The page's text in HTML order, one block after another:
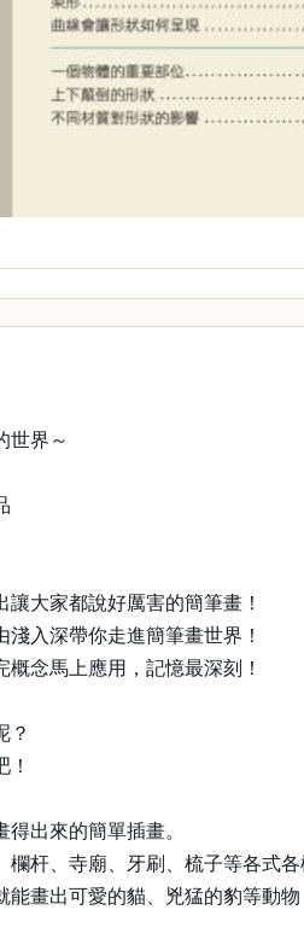
世界～
大家都說好厲害的簡筆畫！
入深帶你走進簡筆畫世界！
念馬上應用，記憶最深刻！
？
出來的簡單插畫。
杆、寺廟、牙刷、梳子等各式各
畫出可愛的貓、兇猛的豹等動物